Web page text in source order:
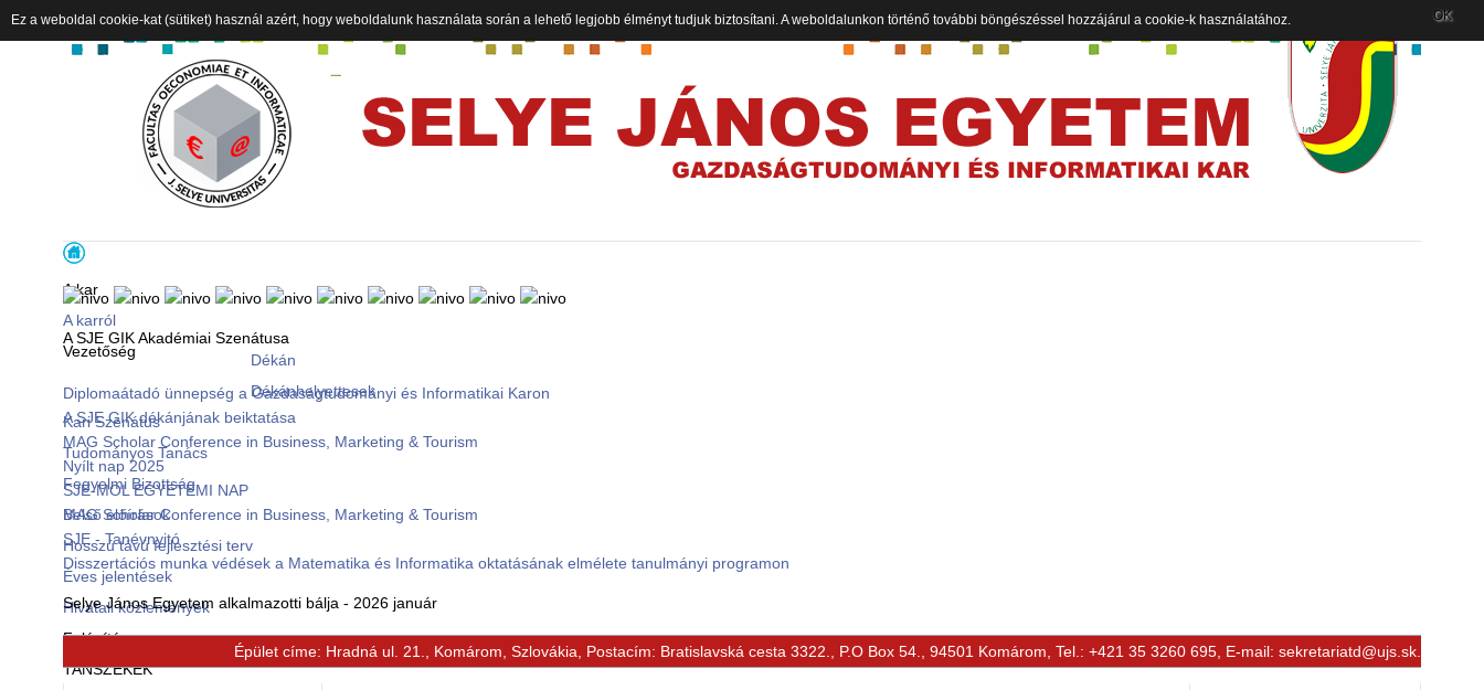
A kar
A karról
Vezetőség
Dékán
Dékánhelyettesek
Kari Szenátus
Tudományos Tanács
Fegyelmi Bizottság
Belső előírások
Hosszú távú fejlesztési terv
Éves jelentések
Hivatali közlemények
Felépítés
TANSZÉKEK
A SJE GIK Akadémiai Szenátusa
Diplomaátadó ünnepség a Gazdaságtudományi és Informatikai Karon
A SJE GIK dékánjának beiktatása
MAG Scholar Conference in Business, Marketing & Tourism
Nyílt nap 2025
SJE-MOL EGYETEMI NAP
MAG Scholar Conference in Business, Marketing & Tourism
SJE - Tanévnyitó
Disszertációs munka védések a Matematika és Informatika oktatásának elmélete tanulmányi programon
Selye János Egyetem alkalmazotti bálja - 2026 január
- byVinaGecko.com
Épület címe: Hradná ul. 21., Komárom, Szlovákia, Postacím: Bratislavská cesta 3322., P.O Box 54., 94501 Komárom, Tel.: +421 35 3260 695, E-mail: sekretariatd@ujs.sk
Ez a weboldal cookie-kat (sütiket) használ azért, hogy weboldalunk használata során a lehető legjobb élményt tudjuk biztosítani. A weboldalunkon történő további böngészéssel hozzájárul a cookie-k használatához. OK